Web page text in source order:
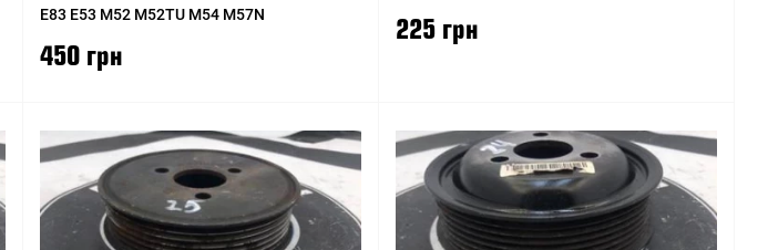
E83 E53 M52 M52TU M54 M57N
450 грн
225 грн